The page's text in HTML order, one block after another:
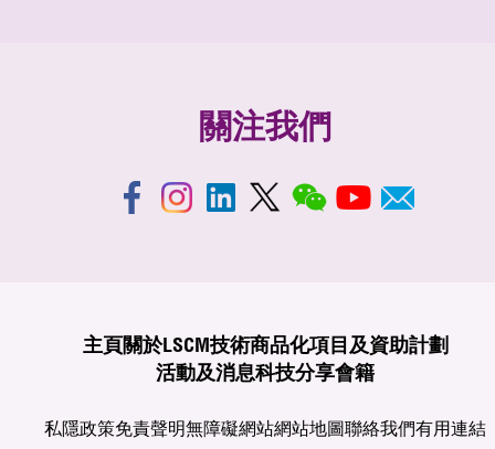
關注我們
主頁 關於LSCM技術商品化項目及資助計劃
活動及消息科技分享會籍
私隱政策免責聲明無障礙網站網站地圖聯絡我們有用連結